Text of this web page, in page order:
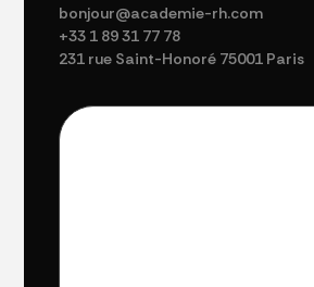
bonjour@academie-rh.com
+33 1 89 31 77 78
231 rue Saint-Honoré 75001 Paris